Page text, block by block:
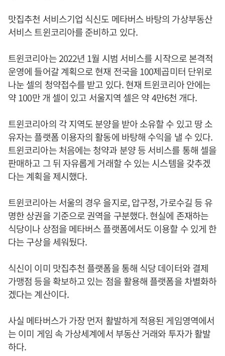
맛집추천 서비스기업 식신도 메타버스 바탕의 가상부동산
서비스 트윈코리아를 준비하고 있다.
트윈코리아는 2022년 1월 시범 서비스를 시작으로 본격적
운영에 들어갈 계획으로 현재 전국을 100제곱미터 단위로
나눈 셀의 청약접수를 받고 있다. 현재 트윈코리아 안에는
약 100만 개 셀이 있고 서울지역 셀은 약 4만6천 개다.
트윈코리아의 각 지역도 분양을 받아 소유할 수 있고 땅 소
유자는 플랫폼 이용자의 활동에 바탕해 수익을 낼 수 있다.
트윈코리아는 처음에는 청약과 분양 등 서비스를 통해 셀을
판매하고 그 뒤 자유롭게 거래할 수 있는 시스템을 갖추겠
다는 계획을 제시했다.
트윈코리아는 서울의 경우 을지로, 압구정, 가로수길 등 유
명한 상권을 기준으로 권역을 구분했다. 현실에 존재하는
식당이나 상점을 메타버스 플랫폼에서도 이용할 수 있게 한
다는 구상을 세워뒀다.
식신이 이미 맛집추천 플랫폼을 통해 식당 데이터와 결제
가맹점 등을 확보하고 있는 점을 활용해 플랫폼을 차별화하
겠다는 계산이다.
사실 메타버스가 가장 먼저 활발하게 적용된 게임영역에서
는 이미 게임 속 가상세계에서 부동산 거래와 투자가 활발
하다.